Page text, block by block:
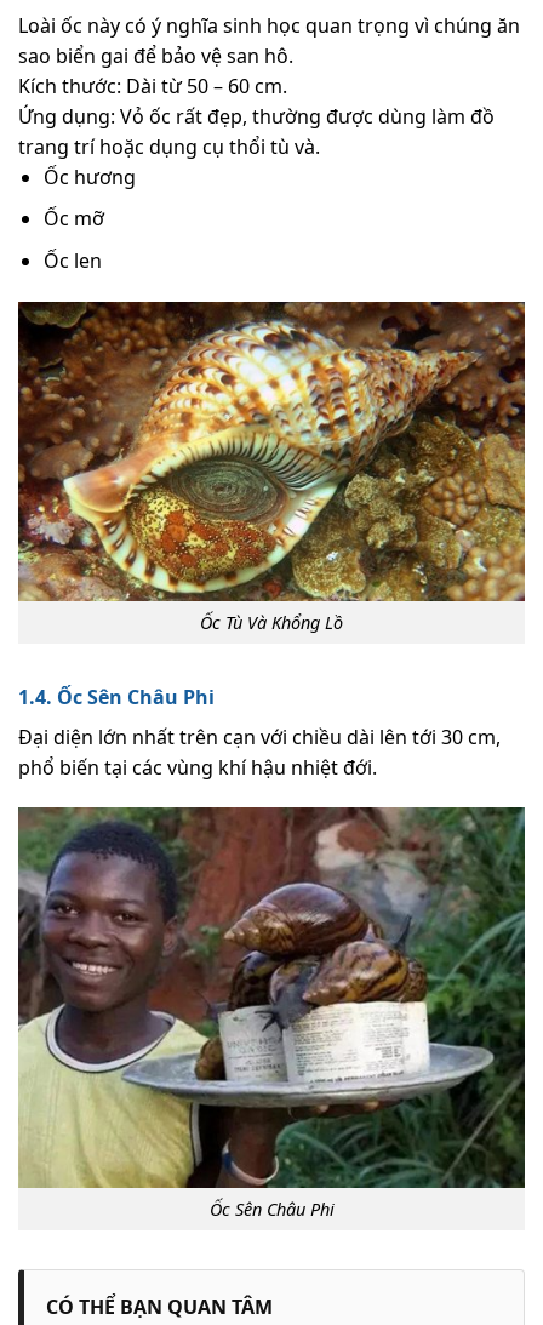
Loài ốc này có ý nghĩa sinh học quan trọng vì chúng ăn
sao biển gai để bảo vệ san hô.
Kích thước: Dài từ 50 – 60 cm.
Ứng dụng: Vỏ ốc rất đẹp, thường được dùng làm đồ
trang trí hoặc dụng cụ thổi tù và.
Ốc hương
Ốc mỡ
Ốc len
Ốc Tù Và Khổng Lồ
1.4. Ốc Sên Châu Phi
Đại diện lớn nhất trên cạn với chiều dài lên tới 30 cm,
phổ biến tại các vùng khí hậu nhiệt đới.
Ốc Sên Châu Phi
CÓ THỂ BẠN QUAN TÂM